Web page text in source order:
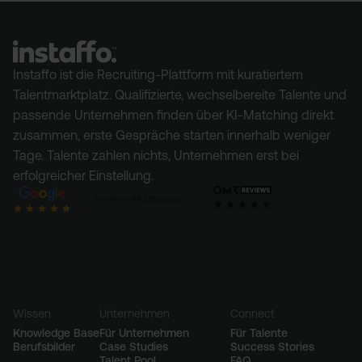
spezialisierten Kanälen und prüfen Profile sorgfältig,
passen.
sofort passende, vorqualifizierte Kandidat:innen.
Instaffo ist die Recruiting-Plattform mit kuratiertem
Talentmarktplatz. Qualifizierte, wechselbereite Talente und
passende Unternehmen finden über KI-Matching direkt
zusammen, erste Gespräche starten innerhalb weniger
Tage. Talente zahlen nichts, Unternehmen erst bei
erfolgreicher Einstellung.
Connect
Für Talente
Success Stories
Unternehmen
Für Unternehmen
Case Studies
Wissen
Knowledge Base
Berufsbilder